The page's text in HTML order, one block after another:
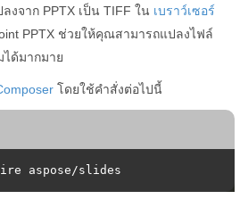
จาก PPTX เป็น TIFF ใน เบราว์เซอร์
PPTX ช่วยให้คุณสามารถแปลงไฟล์
ได้มากมาย
โดยใช้คำสั่งต่อไปนี้
aspose/slides